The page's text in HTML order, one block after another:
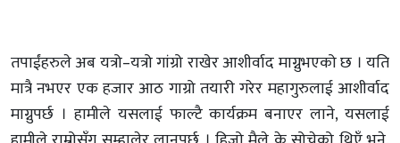
तपाईंहरुले अब यत्रो–यत्रो गांग्रो राखेर आशीर्वाद माग्नुभएको छ । यति
मात्रै नभएर एक हजार आठ गाग्रो तयारी गरेर महागुरुलाई आशीर्वाद
माग्नुपर्छ । हामीले यसलाई फाल्टै कार्यक्रम बनाएर लाने, यसलाई